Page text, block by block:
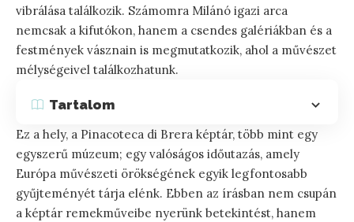
vibrálása találkozik. Számomra Milánó igazi arca
nemcsak a kifutókon, hanem a csendes galériákban és a
festmények vásznain is megmutatkozik, ahol a művészet
mélységeivel találkozhatunk.
Tartalom
Ez a hely, a Pinacoteca di Brera képtár, több mint egy
egyszerű múzeum; egy valóságos időutazás, amely
Európa művészeti örökségének egyik legfontosabb
gyűjteményét tárja elénk. Ebben az írásban nem csupán
a képtár remekműveibe nyerünk betekintést, hanem